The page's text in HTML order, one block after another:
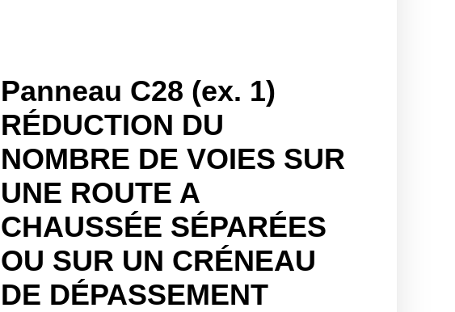
Panneau C28 (ex. 1)
RÉDUCTION DU
NOMBRE DE VOIES SUR
UNE ROUTE A
CHAUSSÉE SÉPARÉES
OU SUR UN CRÉNEAU
DE DÉPASSEMENT